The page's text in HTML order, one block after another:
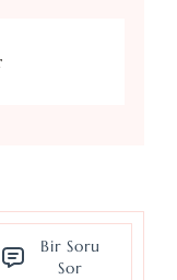
Bir Soru
Sor